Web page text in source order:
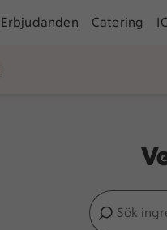
Erbjudanden Catering
Sök
Inga förslag